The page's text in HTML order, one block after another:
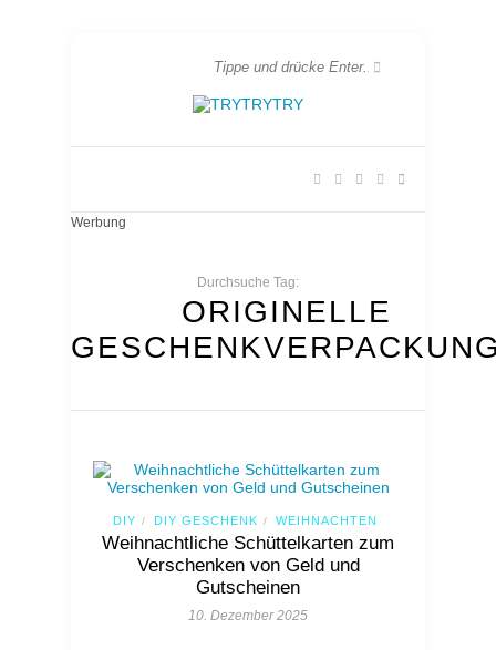
Werbung
Durchsuche Tag:
ORIGINELLE
DIY / DIY GESCHENK / WEIHNACHTEN
Weihnachtliche Schüttelkarten zum
Verschenken von Geld und
Gutscheinen
10. Dezember 2025